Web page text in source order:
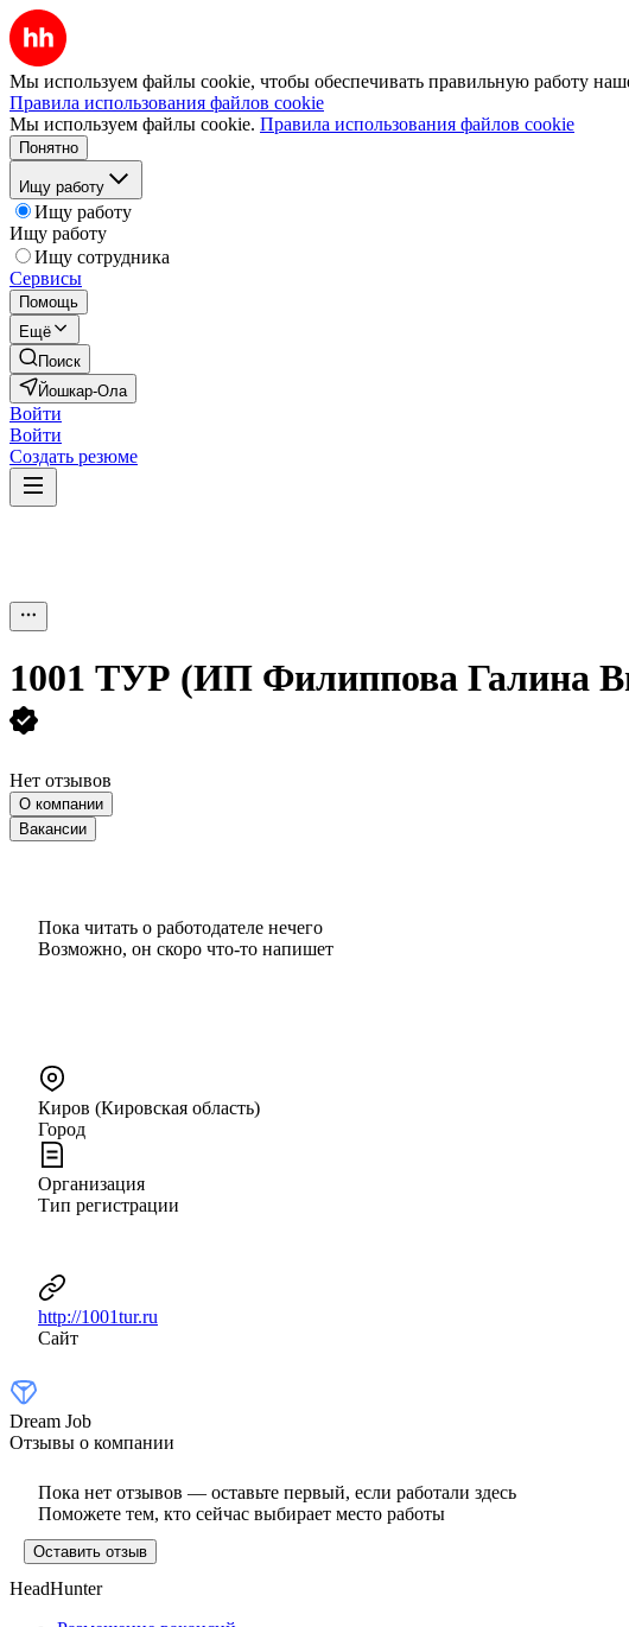
Мы используем файлы cookie, чтобы обеспечивать правильную работу
Правила использования файлов cookie
Мы используем файлы cookie. Правила использования файлов cookie
Понятно
Ищу работу
Ищу работу
Ищу работу
Ищу сотрудника
Сервисы
Помощь
Ещё
Поиск
Йошкар-Ола
Войти
Войти
Создать резюме
1001 ТУР (ИП Филиппова Галина
Нет отзывов
О компании
Вакансии
Пока читать о работодателе нечего
Возможно, он скоро что‑то напишет
Киров (Кировская область)
Город
Организация
Тип регистрации
http://1001tur.ru
Сайт
Dream Job
Отзывы о компании
Пока нет отзывов — оставьте первый, если работали здесь
Поможете тем, кто сейчас выбирает место работы
Оставить отзыв
HeadHunter